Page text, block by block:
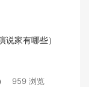
家有哪些）
959 浏览